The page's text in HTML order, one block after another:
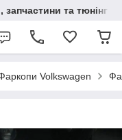
та тюнінг
Volkswagen